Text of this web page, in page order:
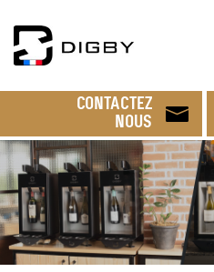
CONTACTEZ
NOUS